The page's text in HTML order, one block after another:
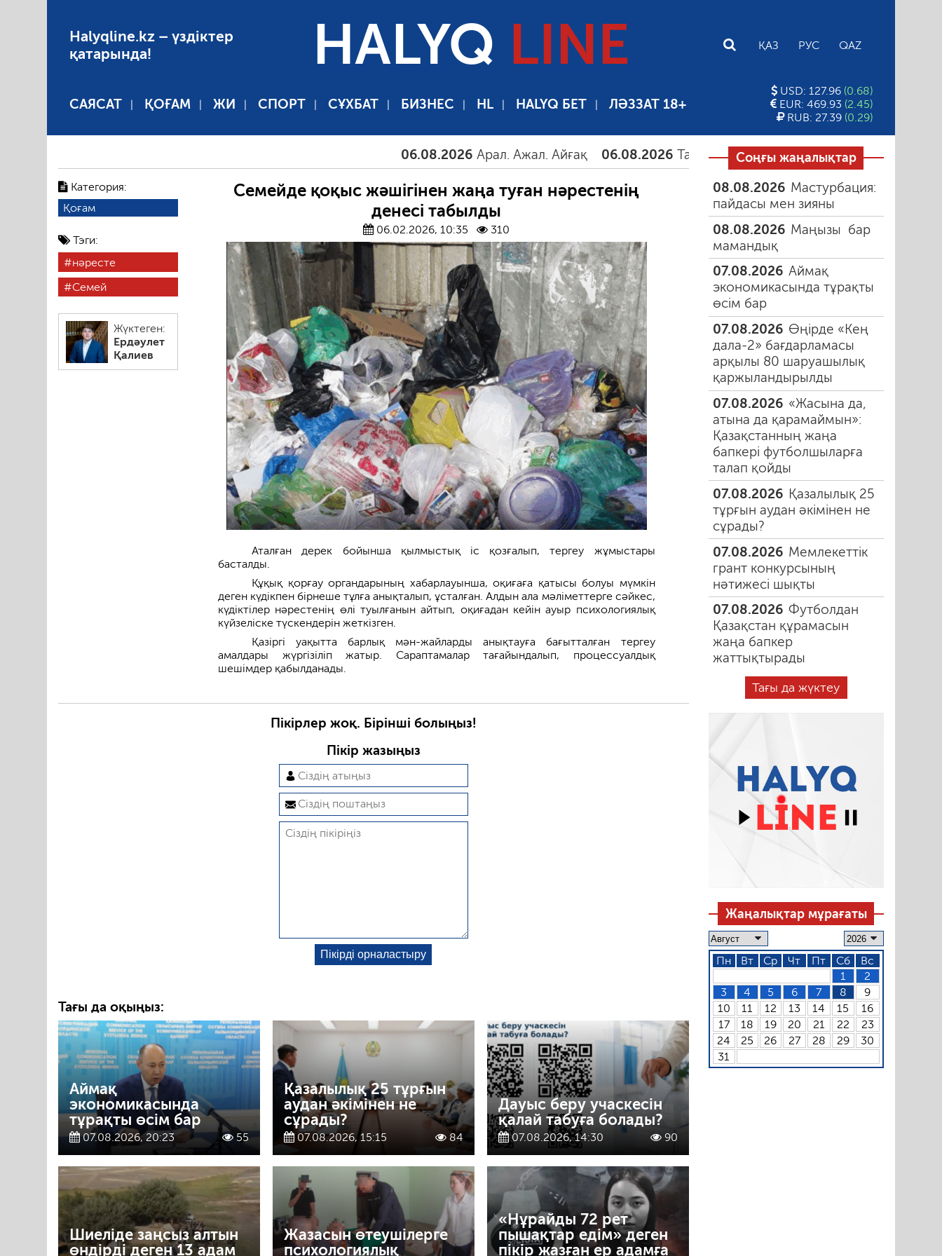
Halyqline.kz – үздіктер
қатарында!
HALYQ LINE ҚАЗ РУС QAZ
САЯСАТ ҚОҒАМ ЖИ СПОРТ СҰХБАТ БИЗНЕС HL HALYQ БЕТ ЛӘЗЗАТ 18+
USD: 127.96 (0.68)
EUR: 469.93 (2.45)
RUB: 27.39 (0.29)
06.08.2026 Арал. Ажал. Айғақ 06.08.2026 Тамыздағы таңғы түтін 06.08.2026 Құмарлық
Категория:
Қоғам
Тэги:
нәресте
Семей
Жүктеген:
Ердәулет
Қалиев
Семейде қоқыс жәшігінен жаңа туған нәрестенің
денесі табылды
06.02.2026, 10:35 310
Аталған дерек бойынша қылмыстық іс қозғалып, тергеу жұмыстары
басталды.
Құқық қорғау органдарының хабарлауынша, оқиғаға қатысы болуы мүмкін
деген күдікпен бірнеше тұлға анықталып, ұсталған. Алдын ала мәліметтерге сәйкес,
күдіктілер нәрестенің өлі туылғанын айтып, оқиғадан кейін ауыр психологиялық
күйзеліске түскендерін жеткізген.
Қазіргі уақытта барлық мән-жайларды анықтауға бағытталған тергеу
амалдары жүргізіліп жатыр. Сараптамалар тағайындалып, процессуалдық
шешімдер қабылданады.
Пікірлер жоқ. Бірінші болыңыз!
Пікір жазыңыз
Тағы да оқыңыз:
Аймақ
экономикасында
тұрақты өсім бар
07.08.2026, 20:23 55
Қазалылық 25 тұрғын
аудан әкімінен не
сұрады?
07.08.2026, 15:15 84
Дауыс беру учаскесін
қалай табуға болады?
07.08.2026, 14:30 90
Шиеліде заңсыз алтын
өндірді деген 13 адам
Жазасын өтеушілерге
психологиялық
«Нұрайды 72 рет
пышақтар едім» деген
пікір жазған ер адамға
Соңғы жаңалықтар
08.08.2026 Мастурбация:
пайдасы мен зияны
08.08.2026 Маңызы бар
мамандық
07.08.2026 Аймақ
экономикасында тұрақты
өсім бар
07.08.2026 Өңірде «Кең
дала-2» бағдарламасы
арқылы 80 шаруашылық
қаржыландырылды
07.08.2026 «Жасына да,
атына да қарамаймын»:
Қазақстанның жаңа
бапкері футболшыларға
талап қойды
07.08.2026 Қазалылық 25
тұрғын аудан әкімінен не
сұрады?
07.08.2026 Мемлекеттік
грант конкурсының
нәтижесі шықты
07.08.2026 Футболдан
Қазақстан құрамасын
жаңа бапкер
жаттықтырады
Тағы да жүктеу
Жаңалықтар мұрағаты
Пн Вт Ср Чт Пт Сб
Вс
1
2
3
4 5 6 7 8
9
10
11 12 13 14 15
16
17
18 19 20 21 22
23
24
25 26 27 28 29
30
31